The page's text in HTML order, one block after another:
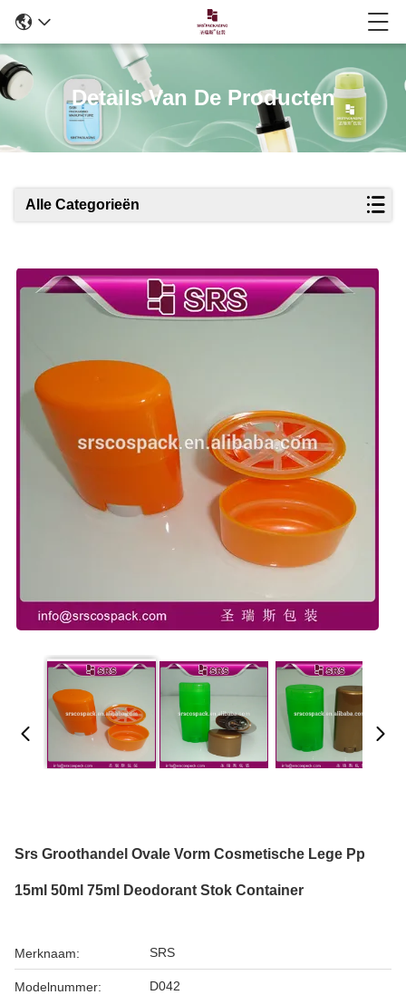
Details Van De Producten
Alle Categorieën
Srs Groothandel Ovale Vorm Cosmetische Lege Pp
15ml 50ml 75ml Deodorant Stok Container
Merknaam: SRS
Modelnummer: D042